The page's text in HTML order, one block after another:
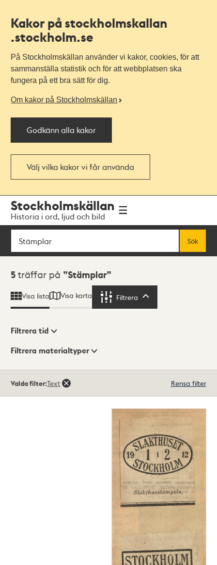
Kakor på stockholmskallan
.stockholm.se
På Stockholmskällan använder vi kakor, cookies, för att
sammanställa statistik och för att webbplatsen ska
fungera på ett bra sätt för dig.
Om kakor på Stockholmskällan
Godkänn alla kakor
Välj vilka kakor vi får använda
navigationen
huvudinnehållet
Stockholmskällan
Historia i ord, ljud och bild
Sök
Sök
Sökresultat
5 träffar på Stämplar
Visa lista Visa karta Filtrera
Visningsläge
Filtrera tid
Filtrera materialtyper
träffar
Valda filter:Text Rensa filter